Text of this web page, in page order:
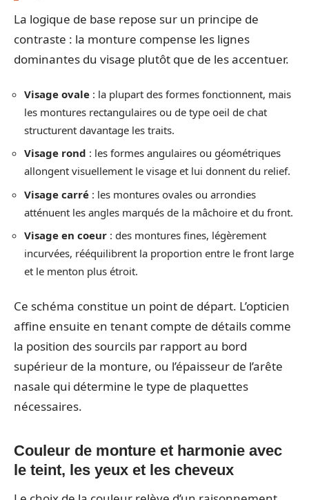
La logique de base repose sur un principe de
contraste : la monture compense les lignes
dominantes du visage plutôt que de les accentuer.
Visage ovale : la plupart des formes fonctionnent, mais
les montures rectangulaires ou de type oeil de chat
structurent davantage les traits.
Visage rond : les formes angulaires ou géométriques
allongent visuellement le visage et lui donnent du relief.
Visage carré : les montures ovales ou arrondies
atténuent les angles marqués de la mâchoire et du front.
Visage en coeur : des montures fines, légèrement
incurvées, rééquilibrent la proportion entre le front large
et le menton plus étroit.
Ce schéma constitue un point de départ. L’opticien
affine ensuite en tenant compte de détails comme
la position des sourcils par rapport au bord
supérieur de la monture, ou l’épaisseur de l’arête
nasale qui détermine le type de plaquettes
nécessaires.
Couleur de monture et harmonie avec
le teint, les yeux et les cheveux